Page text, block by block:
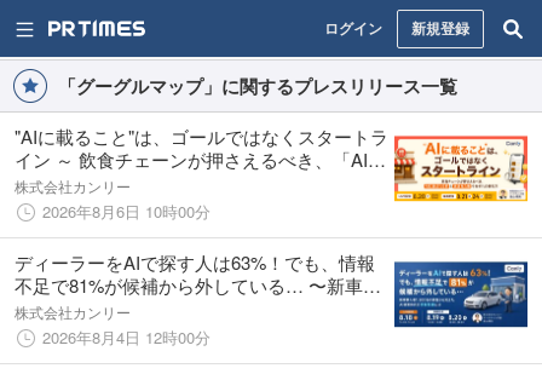
ログイン 新規登録
「グーグルマップ」に関するプレスリリース一覧
"AIに載ること"は、ゴールではなくスタートラ
イン ～ 飲食チェーンが押さえるべき、「AIに
選ばれる前」と「選ばれた後」それぞれの勝
ち方 ～｜セミナー開催
株式会社カンリー
2026年8月6日 10時00分
ディーラーをAIで探す人は63%！でも、情報
不足で81%が候補から外している… 〜新車購
入者1,200名の調査から見えた、AI検索時代の
情報整備とは〜｜セミナー開催
株式会社カンリー
2026年8月4日 12時00分